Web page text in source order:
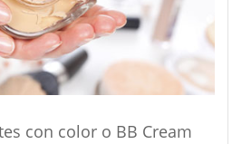
con color o BB Cream